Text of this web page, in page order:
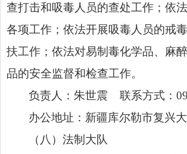
查打击和吸毒人员的查处工作；依
各项工作；依法开展吸毒人员的戒
扶工作；依法对易制毒化学品、麻
品的安全监督和检查工作。
负责人：朱世震 联系方式：
办公地址：新疆库尔勒市复兴
（八）法制大队